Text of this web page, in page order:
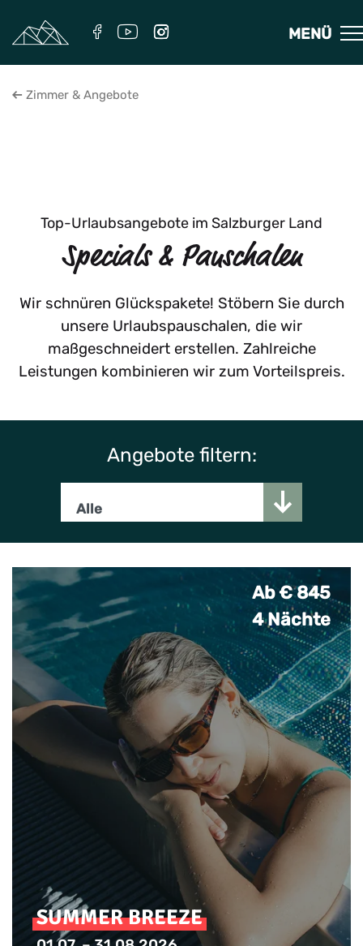
MENÜ
Zimmer & Angebote
Top-Urlaubsangebote im Salzburger Land
Specials & Pauschalen
Wir schnüren Glückspakete! Stöbern Sie durch
unsere Urlaubspauschalen, die wir
maßgeschneidert erstellen. Zahlreiche
Leistungen kombinieren wir zum Vorteilspreis.
Angebote filtern:
Ab € 845
4 Nächte
SUMMER BREEZE